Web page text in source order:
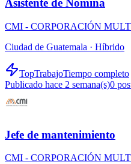
Asistente de Nómina
CMI - CORPORACIÓN
Ciudad de Guatemala · Híbrido
TopTrabajoTiempo completo
Publicado hace 2 semana(s)0
Jefe de mantenimiento
CMI - CORPORACIÓN